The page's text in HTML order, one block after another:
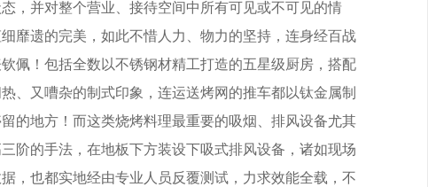
，并对整个营业、接待空间中所有可见或不可见的情
靡遗的完美，如此不惜人力、物力的坚持，连身经百战
佩！包括全数以不锈钢材精工打造的五星级厨房，搭配
、又嘈杂的制式印象，连运送烤网的推车都以钛金属制
的地方！而这类烧烤料理最重要的吸烟、排风设备尤其
阶的手法，在地板下方装设下吸式排风设备，诸如现场
，也都实地经由专业人员反覆测试，力求效能全载，不